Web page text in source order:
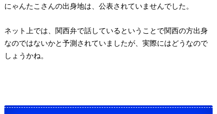
にゃんたこさんの出身地は、公表されていませんでした。
ネット上では、関西弁で話しているということで関西の方出身
なのではないかと予測されていましたが、実際にはどうなので
しょうかね。